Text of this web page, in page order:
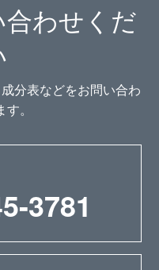
わせくだ
分表などをお問い合わ
。
3781